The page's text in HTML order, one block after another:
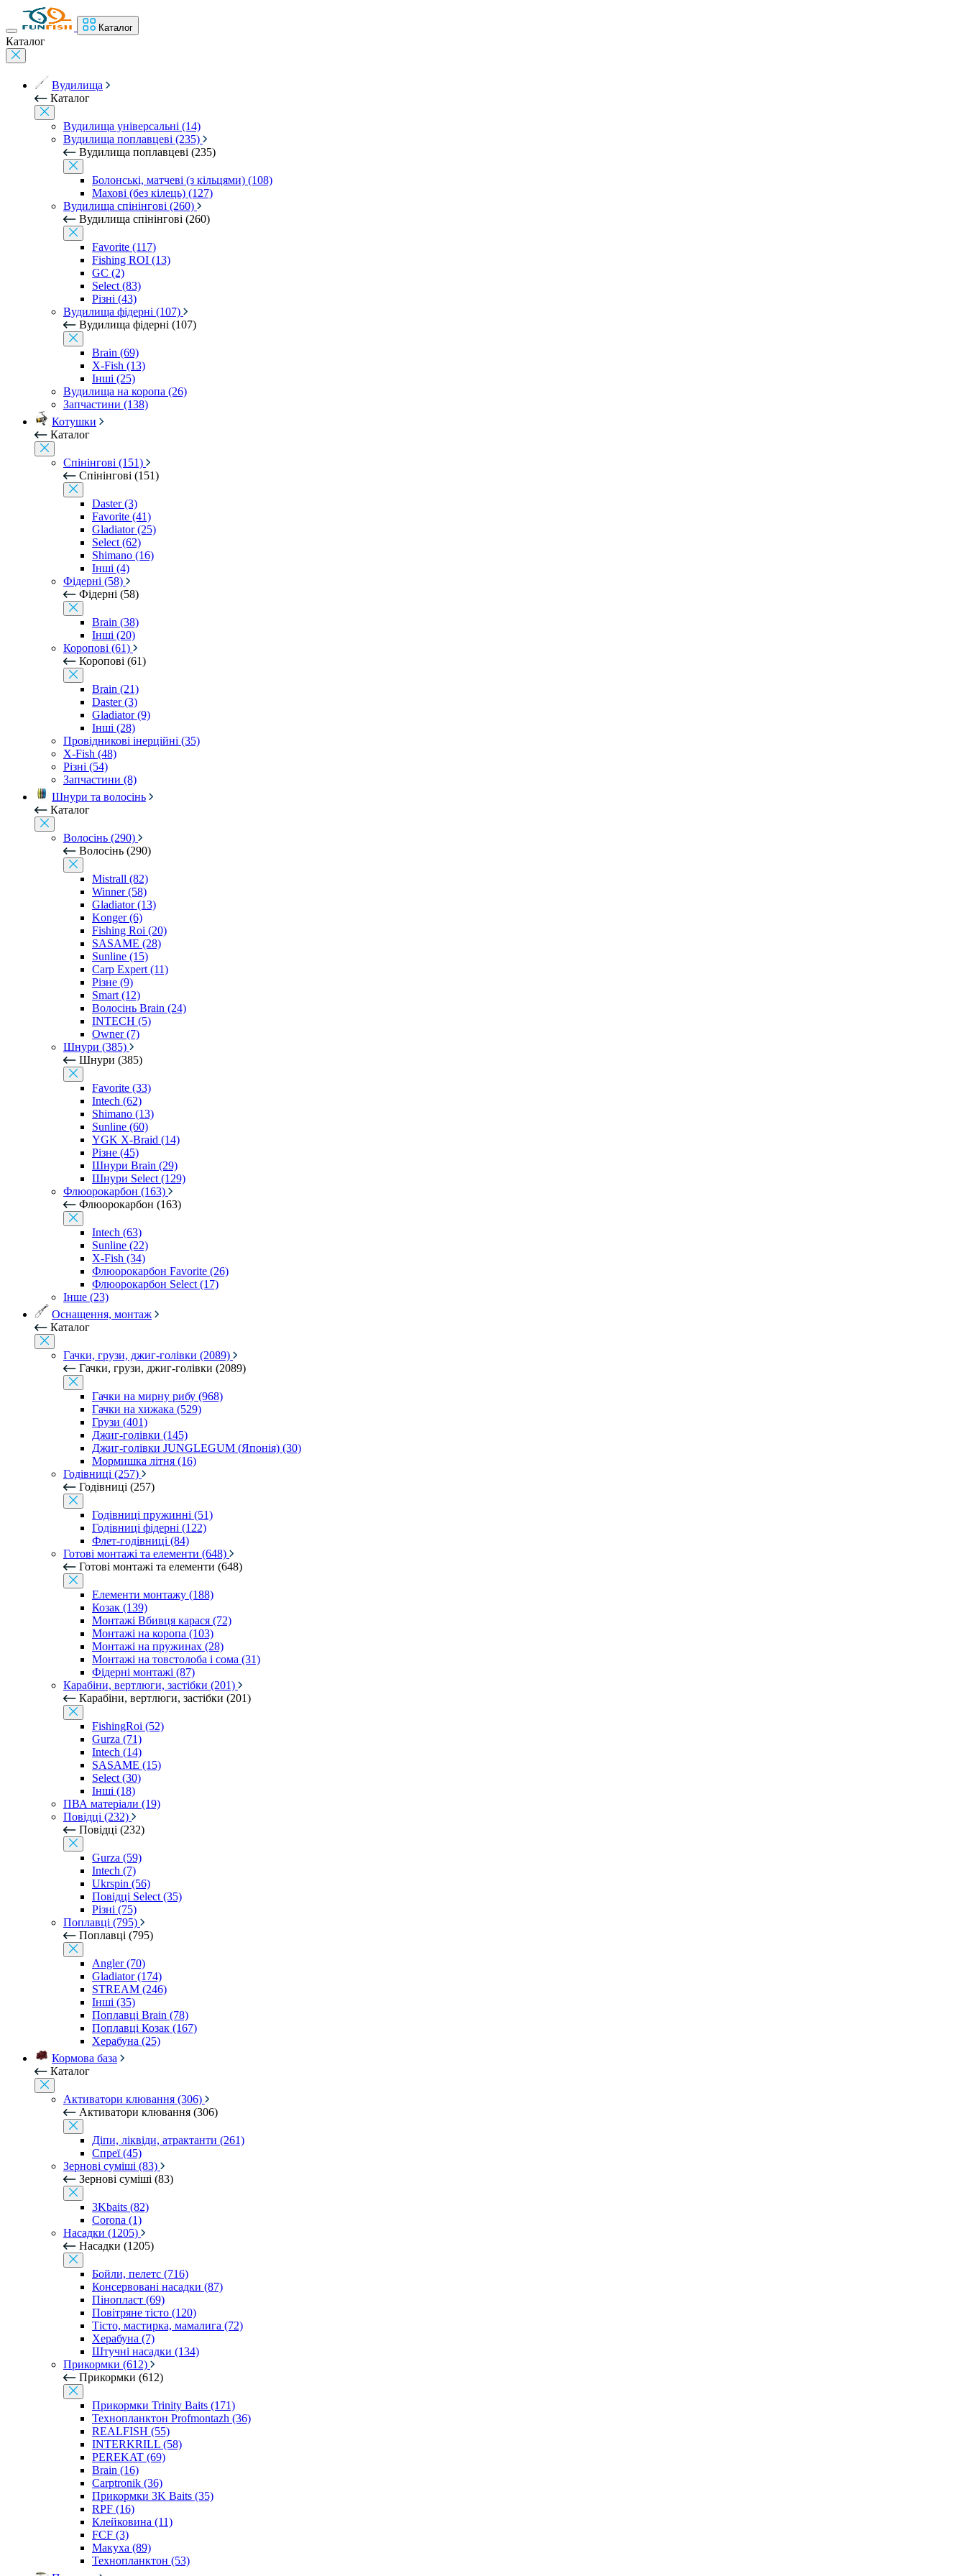
Каталог
Каталог
Вудилища
Каталог
Вудилища універсальні (14)
Вудилища поплавцеві (235)
Вудилища поплавцеві (235)
Болонські, матчеві (з кільцями) (108)
Махові (без кілець) (127)
Вудилища спінінгові (260)
Вудилища спінінгові (260)
Favorite (117)
Fishing ROI (13)
GC (2)
Select (83)
Різні (43)
Вудилища фідерні (107)
Вудилища фідерні (107)
Brain (69)
X-Fish (13)
Інші (25)
Вудилища на коропа (26)
Запчастини (138)
Котушки
Каталог
Спінінгові (151)
Спінінгові (151)
Daster (3)
Favorite (41)
Gladiator (25)
Select (62)
Shimano (16)
Інші (4)
Фідерні (58)
Фідерні (58)
Brain (38)
Інші (20)
Коропові (61)
Коропові (61)
Brain (21)
Daster (3)
Gladiator (9)
Інші (28)
Провідникові інерційні (35)
X-Fish (48)
Різні (54)
Запчастини (8)
Шнури та волосінь
Каталог
Волосінь (290)
Волосінь (290)
Mistrall (82)
Winner (58)
Gladiator (13)
Konger (6)
Fishing Roi (20)
SASAME (28)
Sunline (15)
Carp Expert (11)
Різне (9)
Smart (12)
Волосінь Brain (24)
INTECH (5)
Owner (7)
Шнури (385)
Шнури (385)
Favorite (33)
Intech (62)
Shimano (13)
Sunline (60)
YGK X-Braid (14)
Різне (45)
Шнури Brain (29)
Шнури Select (129)
Флюорокарбон (163)
Флюорокарбон (163)
Intech (63)
Sunline (22)
X-Fish (34)
Флюорокарбон Favorite (26)
Флюорокарбон Select (17)
Інше (23)
Оснащення, монтаж
Каталог
Гачки, грузи, джиг-голівки (2089)
Гачки, грузи, джиг-голівки (2089)
Гачки на мирну рибу (968)
Гачки на хижака (529)
Грузи (401)
Джиг-голівки (145)
Джиг-голівки JUNGLEGUM (Японія) (30)
Мормишка літня (16)
Годівниці (257)
Годівниці (257)
Годівниці пружинні (51)
Годівниці фідерні (122)
Флет-годівниці (84)
Готові монтажі та елементи (648)
Готові монтажі та елементи (648)
Елементи монтажу (188)
Козак (139)
Монтажі Вбивця карася (72)
Монтажі на коропа (103)
Монтажі на пружинах (28)
Монтажі на товстолоба і сома (31)
Фідерні монтажі (87)
Карабіни, вертлюги, застібки (201)
Карабіни, вертлюги, застібки (201)
FishingRoi (52)
Gurza (71)
Intech (14)
SASAME (15)
Select (30)
Інші (18)
ПВА матеріали (19)
Повідці (232)
Повідці (232)
Gurza (59)
Intech (7)
Ukrspin (56)
Повідці Select (35)
Різні (75)
Поплавці (795)
Поплавці (795)
Angler (70)
Gladiator (174)
STREAM (246)
Інші (35)
Поплавці Brain (78)
Поплавці Козак (167)
Херабуна (25)
Кормова база
Каталог
Активатори клювання (306)
Активатори клювання (306)
Діпи, ліквіди, атрактанти (261)
Спреї (45)
Зернові суміші (83)
Зернові суміші (83)
3Kbaits (82)
Corona (1)
Насадки (1205)
Насадки (1205)
Бойли, пелетс (716)
Консервовані насадки (87)
Пінопласт (69)
Повітряне тісто (120)
Тісто, мастирка, мамалига (72)
Херабуна (7)
Штучні насадки (134)
Прикормки (612)
Прикормки (612)
Прикормки Trinity Baits (171)
Технопланктон Profmontazh (36)
REALFISH (55)
INTERKRILL (58)
PEREKAT (69)
Brain (16)
Carptronik (36)
Прикормки 3K Baits (35)
RPF (16)
Клейковина (11)
FCF (3)
Макуха (89)
Технопланктон (53)